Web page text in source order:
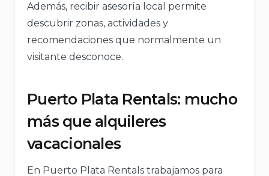
Además, recibir asesoría local permite
descubrir zonas, actividades y
recomendaciones que normalmente un
visitante desconoce.
Puerto Plata Rentals: mucho
más que alquileres
vacacionales
En Puerto Plata Rentals trabajamos para